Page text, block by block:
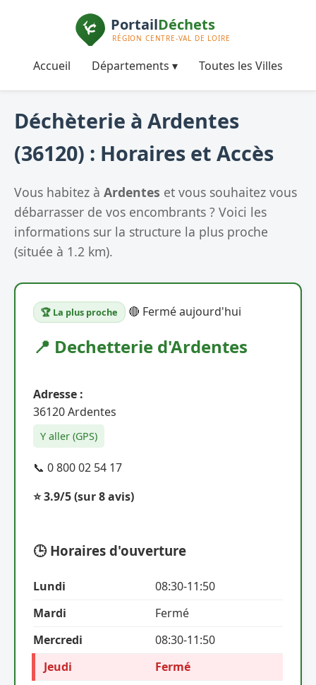
Accueil Départements ▾ Toutes les Villes
Déchèterie à Ardentes
(36120) : Horaires et Accès
Vous habitez à Ardentes et vous souhaitez vous
débarrasser de vos encombrants ? Voici les
informations sur la structure la plus proche
(située à 1.2 km).
🏆 La plus proche 🔴 Fermé aujourd'hui
📍 Dechetterie d'Ardentes
Adresse :
36120 Ardentes
Y aller (GPS)
📞 0 800 02 54 17
⭐ 3.9/5(sur 8 avis)
🕒 Horaires d'ouverture
Lundi
08:30-11:50
Mardi
Fermé
Mercredi
08:30-11:50
Jeudi
Fermé